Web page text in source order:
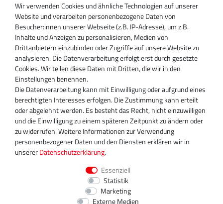
SUPPORT
Inhaber:
Magnos Turbosystems GmbH
Miraustraße 27-29
D-13509 Berlin
+49 30 340 606 740
+49 30 340 606 740
+49 30 340 606 745
info@turboservice24.de
Aktuelle Öffnungszeiten
Mo-Fr: 08:00 Uhr - 18:00 Uhr
Sa: geschlossen
Wir verwenden Cookies und ähnliche Technologien auf unserer
Website und verarbeiten personenbezogene Daten von
Besucher:innen unserer Webseite (z.B. IP-Adresse), um z.B.
Inhalte und Anzeigen zu personalisieren, Medien von
Drittanbietern einzubinden oder Zugriffe auf unsere Website zu
analysieren. Die Datenverarbeitung erfolgt erst durch gesetzte
Cookies. Wir teilen diese Daten mit Dritten, die wir in den
Einstellungen benennen.
Die Datenverarbeitung kann mit Einwilligung oder aufgrund eines
berechtigten Interesses erfolgen. Die Zustimmung kann erteilt
oder abgelehnt werden. Es besteht das Recht, nicht einzuwilligen
und die Einwilligung zu einem späteren Zeitpunkt zu ändern oder
zu widerrufen. Weitere Informationen zur Verwendung
personenbezogener Daten und den Diensten erklären wir in
unsererDaten­schutz­erklärung.
Essenziell
Statistik
Marketing
Externe Medien